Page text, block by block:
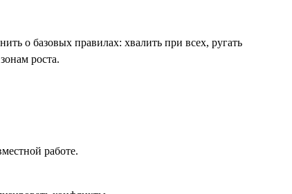
о базовых правилах: хвалить при всех, ругать
роста.
работе.